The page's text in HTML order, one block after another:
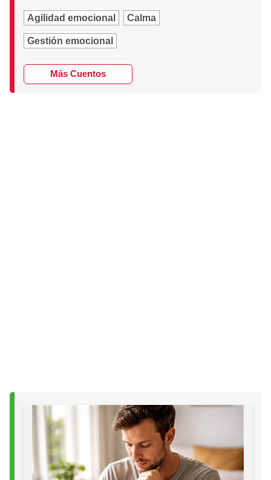
Agilidad emocional Calma
Gestión emocional
Más Cuentos